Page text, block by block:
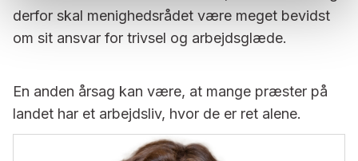
der­for skal menighedsrådet være meget bevidst
om sit ansvar for trivsel og arbejdsglæde.
En anden årsag kan være, at mange præster på
landet har et arbejdsliv, hvor de er ret alene.